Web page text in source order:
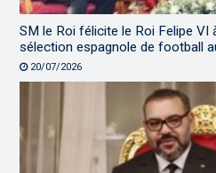
SM le Roi félicite le Roi Felipe VI
sélection espagnole de football
20/07/2026